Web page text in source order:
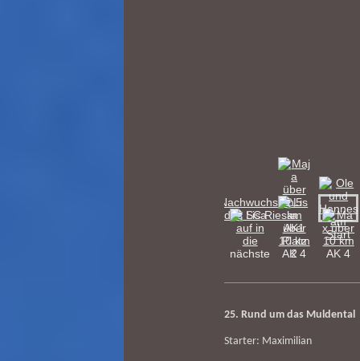
25. Rund um das
Starter: Maximilian